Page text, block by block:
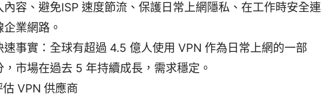
內容、避免ISP 速度節流、保護日常上網隱私、在工作時安全連
企業網路。
速事實：全球有超過 4.5 億人使用 VPN 作為日常上網的一部
，市場在過去 5 年持續成長，需求穩定。
VPN 供應商